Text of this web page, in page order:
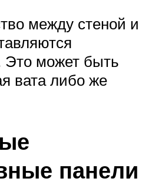
между стеной и
Это может быть
вата либо же
панели